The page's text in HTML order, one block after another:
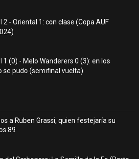
2 - Oriental 1: con clase (Copa AUF
1 (0) - Melo Wanderers 0 (3): en los
se pudo (semifinal vuelta)
a Ruben Grassi, quien festejaría su
89